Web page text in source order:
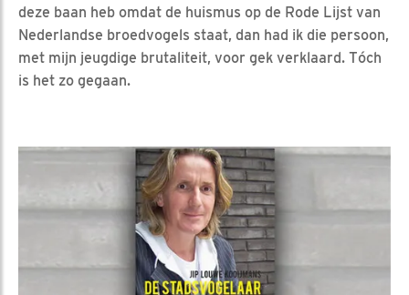
deze baan heb omdat de huismus op de Rode Lijst van
Nederlandse broedvogels staat, dan had ik die persoon,
met mijn jeugdige brutaliteit, voor gek verklaard. Tóch
is het zo gegaan.